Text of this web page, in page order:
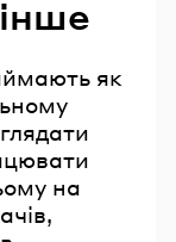
як
на